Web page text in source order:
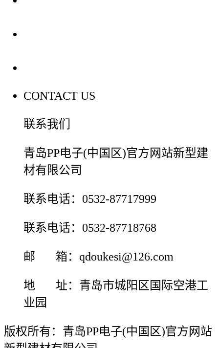
CONTACT US
联系我们
青岛PP电子(中国区)官方网站新型建
材有限公司
联系电话：0532-87717999
联系电话：0532-87718768
邮 箱：qdoukesi@126.com
地 址：青岛市城阳区国际空港工
业园
版权所有：青岛PP电子(中国区)官方网站